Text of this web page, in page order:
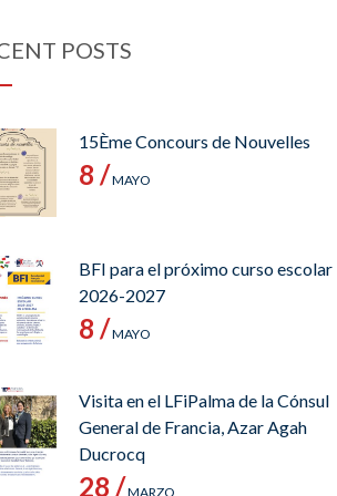
POSTS
15Ème Concours de Nouvelles
8 /MAYO
BFI para el próximo curso escolar
2026-2027
8 /MAYO
Visita en el LFiPalma de la Cónsul
General de Francia, Azar Agah
Ducrocq
28 /MARZO